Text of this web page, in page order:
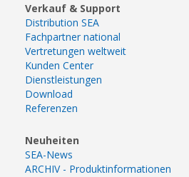
Verkauf & Support
Distribution SEA
Fachpartner national
Vertretungen weltweit
Kunden Center
Dienstleistungen
Download
Referenzen
Neuheiten
SEA-News
ARCHIV - Produktinformationen